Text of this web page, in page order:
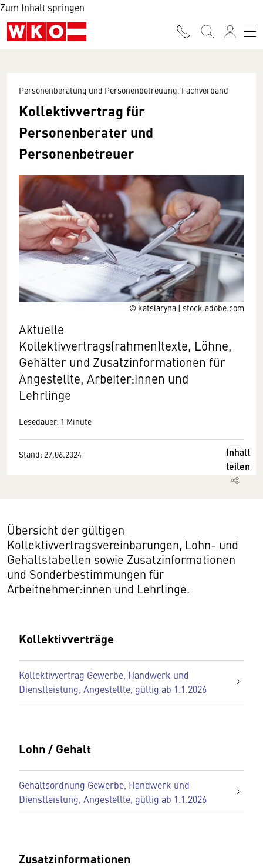
Zum Inhalt springen
© katsiaryna | stock.adobe.com
Personenberatung und Personenbetreuung, Fachverband
Kollektivvertrag für
Personenberater und
Personenbetreuer
Aktuelle
Kollektivvertrags(rahmen)texte, Löhne,
Gehälter und Zusatzinformationen für
Angestellte, Arbeiter:innen und
Lehrlinge
Lesedauer: 1 Minute
Stand: 27.06.2024
Inhalt
teilen
Übersicht der gültigen
Kollektivvertragsvereinbarungen, Lohn- und
Gehaltstabellen sowie Zusatzinformationen
und Sonderbestimmungen für
Arbeitnehmer:innen und Lehrlinge.
Kollektivverträge
Kollektivvertrag Gewerbe, Handwerk und
Dienstleistung, Angestellte, gültig ab 1.1.2026
Lohn / Gehalt
Gehaltsordnung Gewerbe, Handwerk und
Dienstleistung, Angestellte, gültig ab 1.1.2026
Zusatzinformationen